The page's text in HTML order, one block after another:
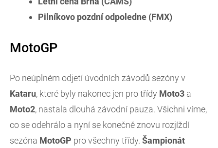
Pilníkovo pozdní odpoledne (FMX)
MotoGP
Po neúplném odjetí úvodních závodů sezóny v
Kataru, které byly nakonec jen pro třídy Moto3 a
Moto2, nastala dlouhá závodní pauza. Všichni víme,
co se odehrálo a nyní se konečně znovu rozjíždí
sezóna MotoGP pro všechny třídy. Šampionát